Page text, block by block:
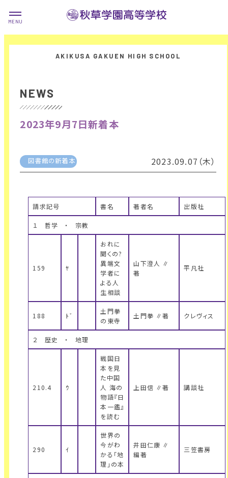
NEWS
2023年9月7日新着本
図書館の新着本 2023.09.07（木）
請求記号 書名 著者名 出版社
１ 哲学 ・ 宗教
159 ﾔ
おれに
聞くの?
異端文
学者に
よる人
生相談
山下澄人 ∥
著
平凡社
188 ﾄﾞ
土門拳
の東寺
土門拳 ∥著 クレヴィス
２ 歴史 ・ 地理
210.4 ｳ
戦国日
本を見
た中国
人 海の
物語『日
本一鑑』
を読む
上田信 ∥著 講談社
290 ｲ
世界の
今がわ
かる「地
理」の本
井田仁康 ∥
編著
三笠書房